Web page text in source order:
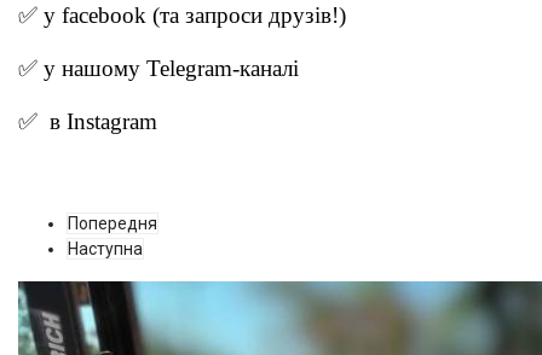
✅ у facebook (та запроси друзів!)
✅ у нашому Telegram-каналі
✅ в Instagram
Попередня
Наступна